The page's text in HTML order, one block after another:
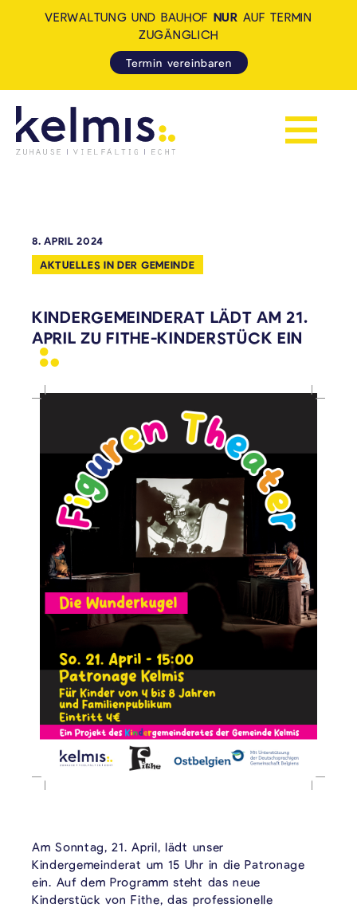
Navigation
VERWALTUNG UND BAUHOF NUR AUF TERMIN
ZUGÄNGLICH
Termin vereinbaren
8. APRIL 2024
AKTUELLES IN DER GEMEINDE
KINDERGEMEINDERAT LÄDT AM 21.
APRIL ZU FITHE-KINDERSTÜCK EIN
Am Sonntag, 21. April, lädt unser
Kindergemeinderat um 15 Uhr in die Patronage
ein. Auf dem Programm steht das neue
Kinderstück von Fithe, das professionelle